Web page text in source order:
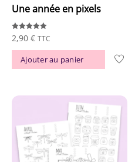
Une année en pixels
Note
5.00
2,90 € TTC
Ajouter au panier